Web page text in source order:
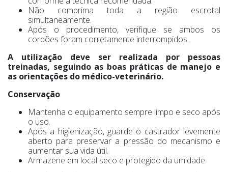
Não comprima toda a região escrotal
simultaneamente.
Após o procedimento, verifique se ambos os
cordões foram corretamente interrompidos.
A utilização deve ser realizada por pessoas
treinadas, seguindo as boas práticas de manejo e
as orientações do médico-veterinário.
Conservação
Mantenha o equipamento sempre limpo e seco após
o uso.
Após a higienização, guarde o castrador levemente
aberto para preservar a pressão do mecanismo e
aumentar sua vida útil.
Armazene em local seco e protegido da umidade.